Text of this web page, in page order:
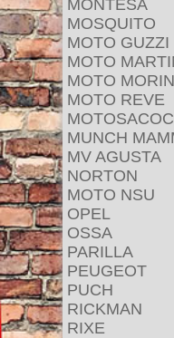
MONTESA
MOSQUITO
MOTO GUZZI
MOTO
MOTO
MOTO REVE
MUNCH
MV AGUSTA
NORTON
MOTO NSU
OPEL
OSSA
PARILLA
PEUGEOT
PUCH
RICKMAN
RIXE